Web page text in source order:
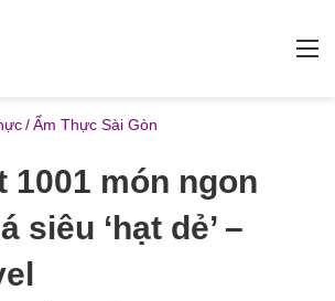
/Ẩm Thực Sài Gòn
1001 món ngon
siêu ‘hạt dẻ’ –